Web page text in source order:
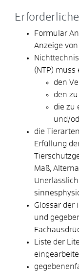
Formular
Anzeige
(NTP) muss
den
den
die zu
und/
die
Erfüllung
Maß,
Glossar der
und
Liste der